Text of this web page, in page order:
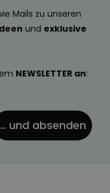
Mails zu unseren
und exklusive
NEWSLETTER an:
... und absenden